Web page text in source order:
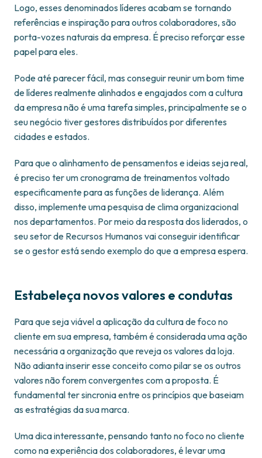
Logo, esses denominados líderes acabam se tornando
referências e inspiração para outros colaboradores, são
porta-vozes naturais da empresa. É preciso reforçar esse
papel para eles.
Pode até parecer fácil, mas conseguir reunir um bom time
de líderes realmente alinhados e engajados com a cultura
da empresa não é uma tarefa simples, principalmente se o
seu negócio tiver gestores distribuídos por diferentes
cidades e estados.
Para que o alinhamento de pensamentos e ideias seja real,
é preciso ter um cronograma de treinamentos voltado
especificamente para as funções de liderança. Além
disso, implemente uma pesquisa de clima organizacional
nos departamentos. Por meio da resposta dos liderados, o
seu setor de Recursos Humanos vai conseguir identificar
se o gestor está sendo exemplo do que a empresa espera.
Estabeleça novos valores e condutas
Para que seja viável a aplicação da cultura de foco no
cliente em sua empresa, também é considerada uma ação
necessária a organização que reveja os valores da loja.
Não adianta inserir esse conceito como pilar se os outros
valores não forem convergentes com a proposta. É
fundamental ter sincronia entre os princípios que baseiam
as estratégias da sua marca.
Uma dica interessante, pensando tanto no foco no cliente
como na experiência dos colaboradores, é levar uma